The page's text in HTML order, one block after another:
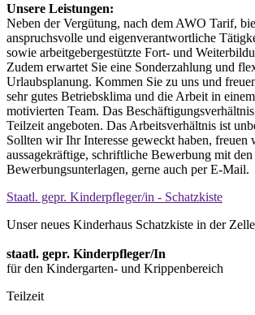
Unsere Leistungen:
Neben der Vergütung, nach dem AWO Tarif,
anspruchsvolle und eigenverantwortliche
sowie arbeitgebergestützte Fort- und
Zudem erwartet Sie eine Sonderzahlung und
Urlaubsplanung. Kommen Sie zu uns und
sehr gutes Betriebsklima und die Arbeit in
motivierten Team. Das
Teilzeit angeboten. Das Arbeitsverhältnis ist
Sollten wir Ihr Interesse geweckt haben, freuen
aussagekräftige, schriftliche Bewerbung mit
Bewerbungsunterlagen, gerne auch per E-Mail.
Staatl. gepr. Kinderpfleger/in - Schatzkiste
Unser neues Kinderhaus Schatzkiste in der
staatl. gepr. Kinderpfleger/In
für den Kindergarten- und Krippenbereich
Teilzeit